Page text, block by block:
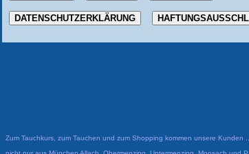
DATENSCHUTZERKLÄRUNG
Zum Tauchkurs, zum Tauchen und zum Shopping kommen unsere Kunden